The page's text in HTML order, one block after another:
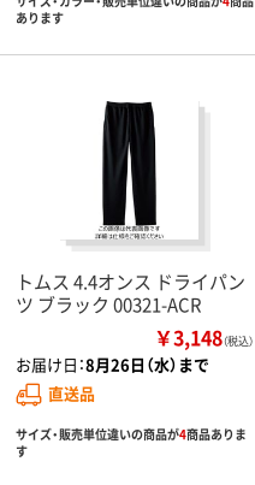
あります
トムス 4.4オンス ドライパン
ツ ブラック 00321-ACR
￥3,148（税込）
お届け日：8月26日（水）まで
直送品
サイズ・販売単位違いの商品が4商品ありま
す